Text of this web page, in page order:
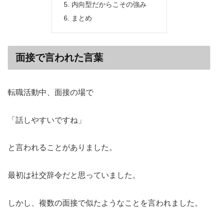
内向型だからこその強み
まとめ
面接で言われた言葉
転職活動中、面接の場で
「話しやすいですね」
と言われることがありました。
最初は社交辞令だと思っていました。
しかし、複数の面接で似たようなことを言われました。